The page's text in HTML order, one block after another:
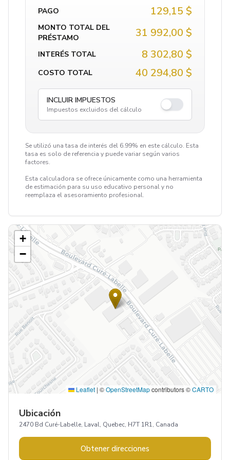
PAGO 129,15 $
MONTO TOTAL DEL
PRÉSTAMO
31 992,00 $
INTERÉS TOTAL 8 302,80 $
COSTO TOTAL 40 294,80 $
INCLUIR IMPUESTOS
Impuestos excluidos del cálculo
Se utilizó una tasa de interés del 6.99% en este cálculo. Esta
tasa es solo de referencia y puede variar según varios
factores.
Esta calculadora se ofrece únicamente como una herramienta
de estimación para su uso educativo personal y no
reemplaza el asesoramiento profesional.
+
−
Leaflet | ©OpenStreetMapcontributors ©CARTO
Ubicación
2470 Bd Curé-Labelle, Laval, Quebec, H7T 1R1, Canada
Obtener direcciones